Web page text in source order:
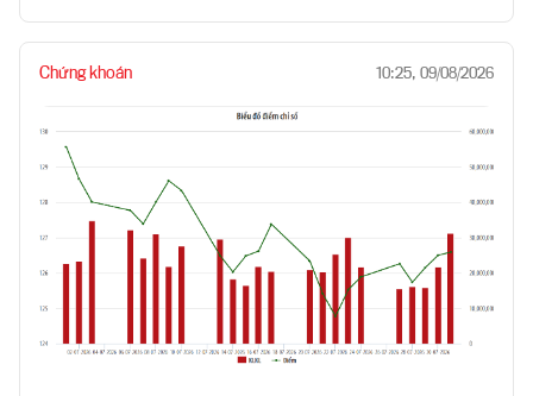
Chứng khoán 10:25, 09/08/2026